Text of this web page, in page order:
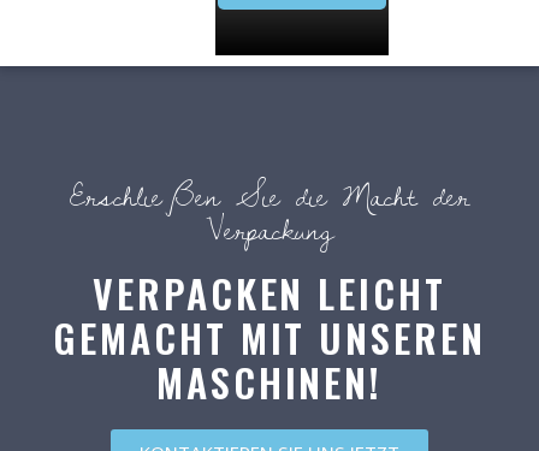
Erschließen Sie die Macht der
Verpackung
VERPACKEN LEICHT
GEMACHT MIT UNSEREN
MASCHINEN!